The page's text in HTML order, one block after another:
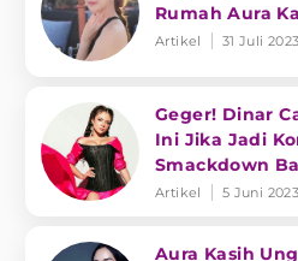
Rumah Aura
Artikel 31 Juli 2023
Geger! Dinar
Ini Jika Jadi
Smackdown
Artikel 5 Juni 2023
Aura Kasih